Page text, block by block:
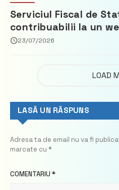
Serviciul Fiscal de
contribuabilii la un
privind calculul
23/07/2026
LOAD
LASĂ UN RĂSPUNS
Adresa ta de email nu va fi
marcate cu *
COMENTARIU *